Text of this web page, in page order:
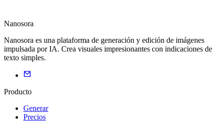
Nanosora
Nanosora es una plataforma de generación y edición de imágenes
impulsada por IA. Crea visuales impresionantes con indicaciones de
texto simples.
Producto
Generar
Precios